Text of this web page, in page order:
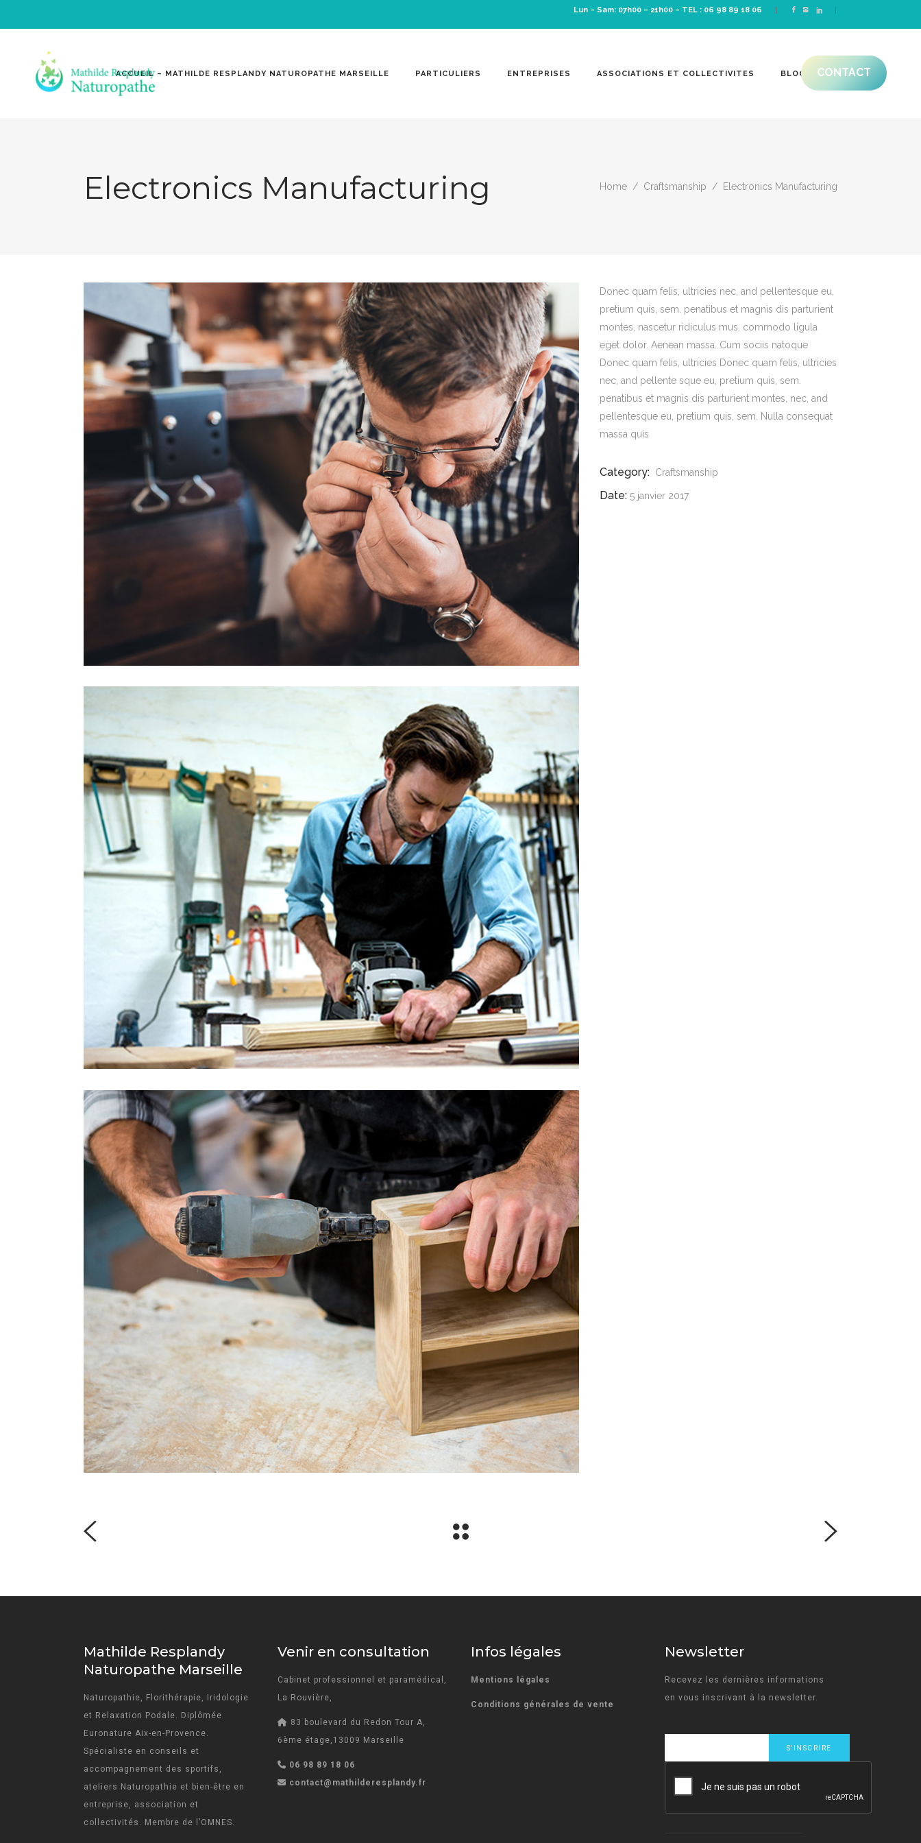
Lun – Sam: 07h00 – 21h00 – TEL : 06 98 89 18 06
ACCUEIL – MATHILDE RESPLANDY NATUROPATHE MARSEILLE PARTICULIERS ENTREPRISES ASSOCIATIONS ET COLLECTIVITES BLOG CONTACT
Electronics Manufacturing Home / Craftsmanship / Electronics Manufacturing
Donec quam felis, ultricies nec, and pellentesque eu,
pretium quis, sem. penatibus et magnis dis parturient
montes, nascetur ridiculus mus. commodo ligula
eget dolor. Aenean massa. Cum sociis natoque
Donec quam felis, ultricies Donec quam felis, ultricies
nec, and pellente sque eu, pretium quis, sem.
penatibus et magnis dis parturient montes, nec, and
pellentesque eu, pretium quis, sem. Nulla consequat
massa quis
Category: Craftsmanship
Date: 5 janvier 2017
Mathilde Resplandy
Naturopathe Marseille
Naturopathie, Florithérapie, Iridologie
et Relaxation Podale. Diplômée
Euronature Aix-en-Provence.
Spécialiste en conseils et
accompagnement des sportifs,
ateliers Naturopathie et bien-être en
entreprise, association et
collectivités. Membre de l’OMNES.
Venir en consultation
Cabinet professionnel et paramédical,
La Rouvière,
83 boulevard du Redon Tour A,
6ème étage,13009 Marseille
06 98 89 18 06
contact@mathilderesplandy.fr
Infos légales
Mentions légales
Conditions générales de vente
Newsletter
Recevez les dernières informations
en vous inscrivant à la newsletter.